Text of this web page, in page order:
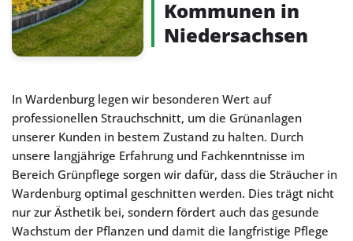
Kommunen in
Niedersachsen
In Wardenburg legen wir besonderen Wert auf
professionellen Strauchschnitt, um die Grünanlagen
unserer Kunden in bestem Zustand zu halten. Durch
unsere langjährige Erfahrung und Fachkenntnisse im
Bereich Grünpflege sorgen wir dafür, dass die Sträucher in
Wardenburg optimal geschnitten werden. Dies trägt nicht
nur zur Ästhetik bei, sondern fördert auch das gesunde
Wachstum der Pflanzen und damit die langfristige Pflege